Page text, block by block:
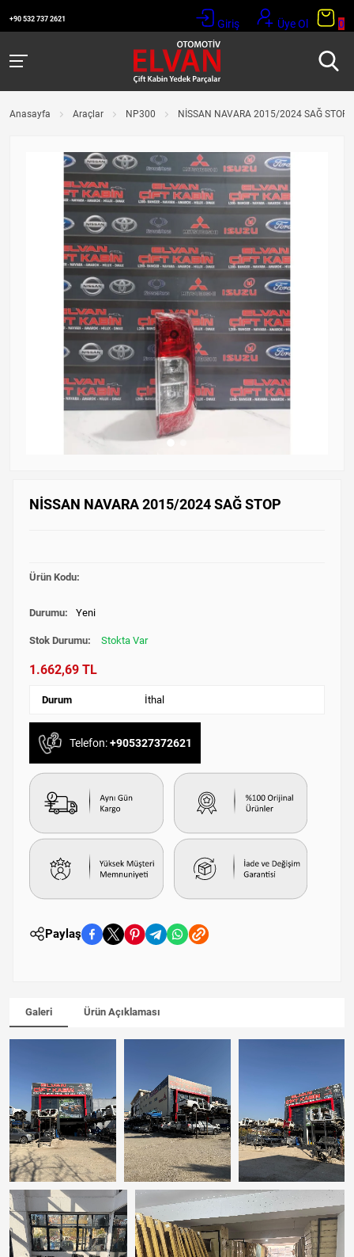
+90 532 737 2621 Giriş Üye Ol 0
Anasayfa Araçlar NP300 NİSSAN NAVARA 2015/2024 SAĞ STOP
NİSSAN NAVARA 2015/2024 SAĞ STOP
Ürün Kodu:
Durumu: Yeni
Stok Durumu: Stokta Var
1.662,69 TL
Durum İthal
Telefon:+905327372621
Paylaş
Galeri Ürün Açıklaması